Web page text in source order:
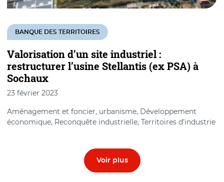
Valorisation d’un site industriel :
restructurer l’usine Stellantis (ex PSA) à
Sochaux
BANQUE DES TERRITOIRES
23 février 2023
Aménagement et foncier, urbanisme, Développement
économique, Reconquête industrielle, Territoires d’industrie
Voir plus